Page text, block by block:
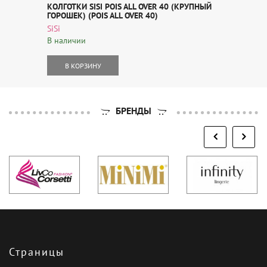
КОЛГОТКИ SISI POIS ALL OVER 40 (КРУПНЫЙ
ГОРОШЕК) (POIS ALL OVER 40)
SiSi
В наличии
В КОРЗИНУ
БРЕНДЫ
Страницы